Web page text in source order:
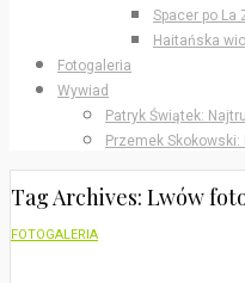
Spacer po La
Haitańska
Fotogaleria
Wywiad
Patryk Świątek:
Przemek
Tag Archives: Lwów
FOTOGALERIA